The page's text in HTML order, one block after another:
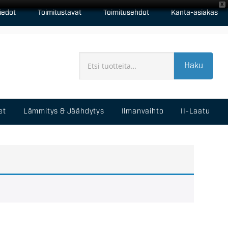
X
Toimitustavat Toimitusehdot Kanta-asiakas
Haku
Lämmitys & Jäähdytys Ilmanvaihto II-Laatu